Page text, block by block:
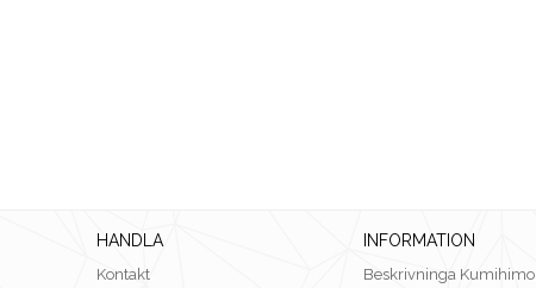
HANDLA
Kontakt
INFORMATION
Beskrivninga Kumihimo